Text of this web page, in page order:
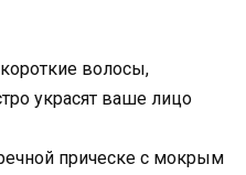
прическе с мокрым